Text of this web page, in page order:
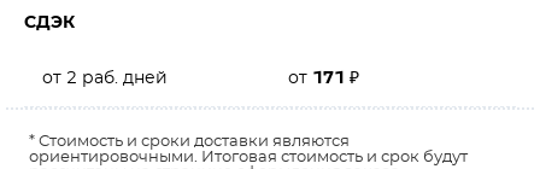
СДЭК
от 2 раб. дней от 171 ₽
* Стоимость и сроки доставки являются
ориентировочными. Итоговая стоимость и срок будут